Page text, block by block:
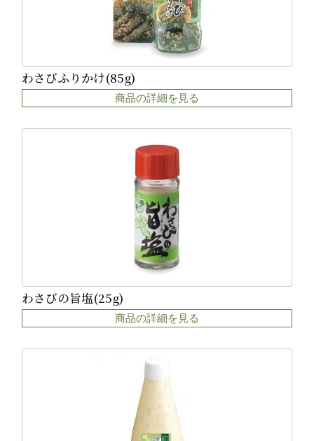
わさびふりかけ(85g)
商品の詳細を見る
わさびの旨塩(25g)
商品の詳細を見る